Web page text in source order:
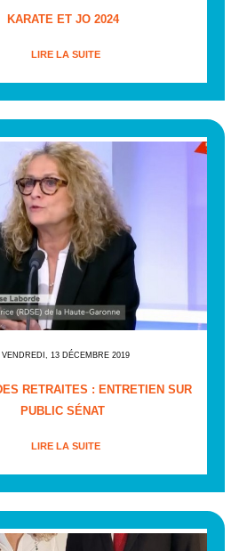
KARATE ET JO 2024
LIRE LA SUITE
VENDREDI, 13 DÉCEMBRE 2019
RETRAITES : ENTRETIEN SUR
PUBLIC SÉNAT
LIRE LA SUITE